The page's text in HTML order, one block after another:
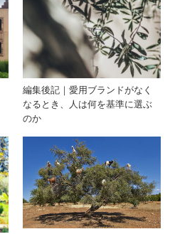
い②
編集後記｜愛用ブランドがなく
なるとき、人は何を基準に選ぶ
のか